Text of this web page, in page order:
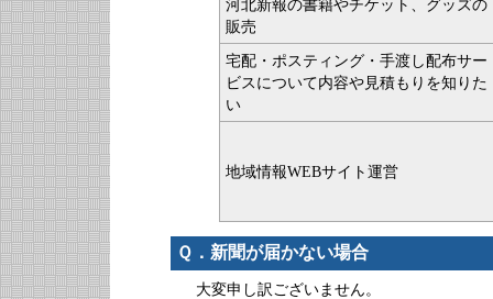
河北新報の書籍やチケット、グッズの
販売
宅配・ポスティング・手渡し配布サー
ビスについて内容や見積もりを知りた
い
地域情報WEBサイト運営
Ｑ．新聞が届かない場合
大変申し訳ございません。